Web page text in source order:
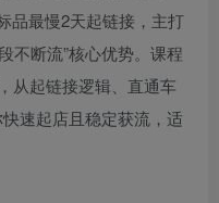
品最慢2天起链接，主打
不断流”核心优势。课程
从起链接逻辑、直通车
速起店且稳定获流，适